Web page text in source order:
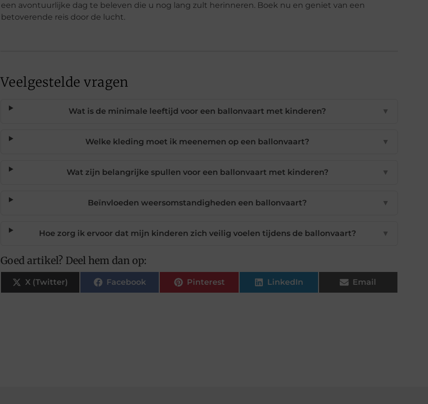
een avontuurlijke dag te beleven die u nog lang zult herinneren. Boek nu en geniet van een
betoverende reis door de lucht.
Veelgestelde vragen
Wat is de minimale leeftijd voor een ballonvaart met kinderen? ▼
Welke kleding moet ik meenemen op een ballonvaart? ▼
Wat zijn belangrijke spullen voor een ballonvaart met kinderen? ▼
Beïnvloeden weersomstandigheden een ballonvaart? ▼
Hoe zorg ik ervoor dat mijn kinderen zich veilig voelen tijdens de ballonvaart? ▼
Goed artikel? Deel hem dan op:
X (Twitter) Facebook Pinterest LinkedIn Email